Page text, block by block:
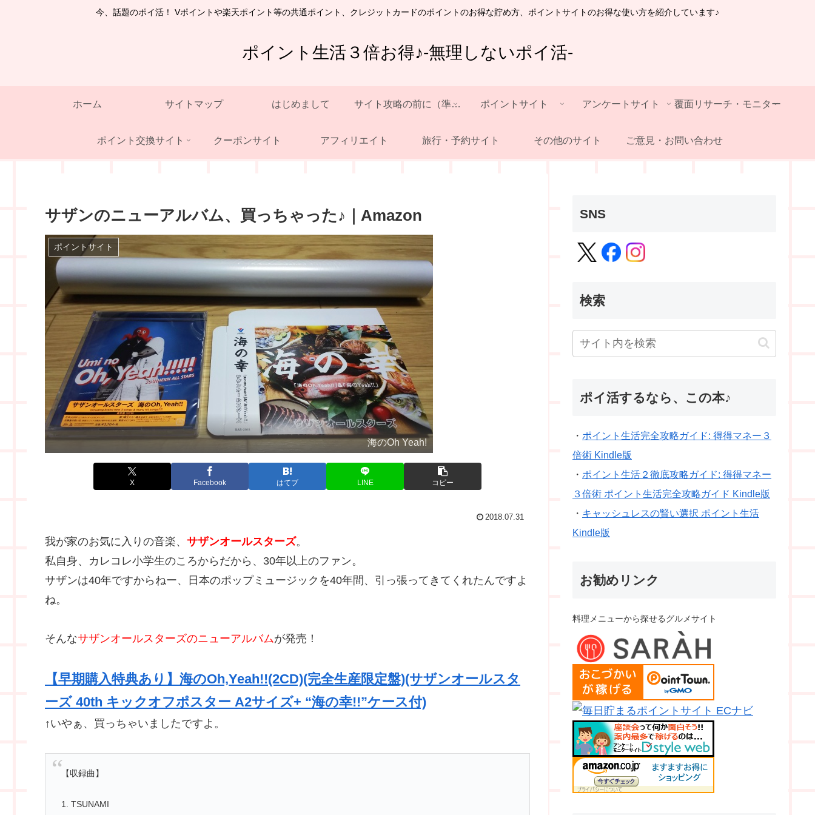
今、話題のポイ活！ Vポイントや楽天ポイント等の共通ポイント、クレジットカードのポイントのお得な貯め方、ポイントサイトのお得な使い方を紹介しています♪
ポイント生活３倍お得♪-無理しないポイ活-
ホーム サイトマップ はじめまして サイト攻略の前に（準備） ポイントサイト アンケートサイト 覆面リサーチ・モニター
ポイント交換サイト クーポンサイト アフィリエイト 旅行・予約サイト その他のサイト ご意見・お問い合わせ
サザンのニューアルバム、買っちゃった♪｜Amazon
ポイントサイト
海のOh Yeah!
X Facebook はてブ LINE コピー
2018.07.31
我が家のお気に入りの音楽、 サザンオールスターズ。
私自身、カレコレ小学生のころからだから、30年以上のファン。
サザンは40年ですからねー、日本のポップミュージックを40年間、引っ張ってきてくれたんですよ
ね。
そんなサザンオールスターズのニューアルバムが発売！
【早期購入特典あり】海のOh,Yeah!!(2CD)(完全生産限定盤)(サザンオールスタ
ーズ 40th キックオフポスター A2サイズ+ “海の幸!!”ケース付)
↑いやぁ、買っちゃいましたですよ。
【収録曲】
1. TSUNAMI
SNS
検索
ポイ活するなら、この本♪
・ ポイント生活完全攻略ガイド: 得得マネー３
倍術 Kindle版
・ ポイント生活２徹底攻略ガイド: 得得マネー
３倍術 ポイント生活完全攻略ガイド Kindle版
・ キャッシュレスの賢い選択 ポイント生活
Kindle版
お勧めリンク
料理メニューから探せるグルメサイト